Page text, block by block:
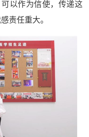
以作为信使，传递这
责任重大。